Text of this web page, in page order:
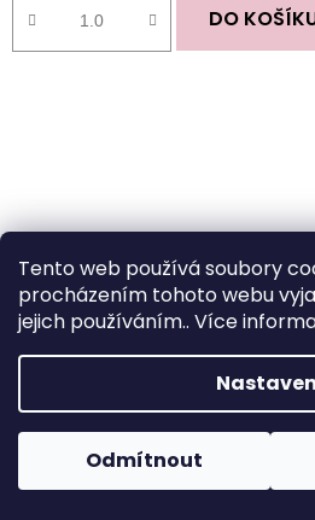
Tento web používá soubory
procházením tohoto webu
jejich používáním.. Více
Odmítnout
5,0
z
DO
Pruženka/ guma do boxerek
Průměrné